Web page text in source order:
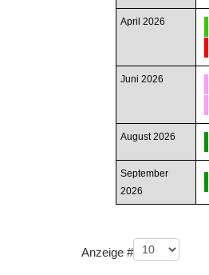
April 2026
Juni 2026
August 2026
September
2026
Limite der Paginierungsliste
Anzeige #